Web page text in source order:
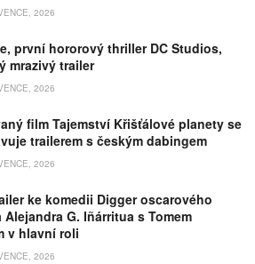
2026
první hororový thriller DC Studios,
mrazivý trailer
2026
film Tajemství Křišťálové planety se
trailerem s českým dabingem
2026
ke komedii Digger oscarového
Alejandra G. Iñárritua s Tomem
v hlavní roli
2026